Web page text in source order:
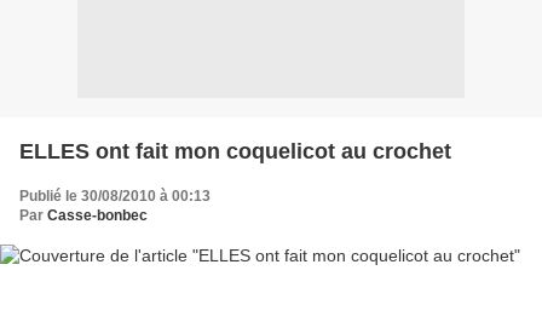
ELLES ont fait mon coquelicot au crochet
Publié le 30/08/2010 à 00:13
Par Casse-bonbec